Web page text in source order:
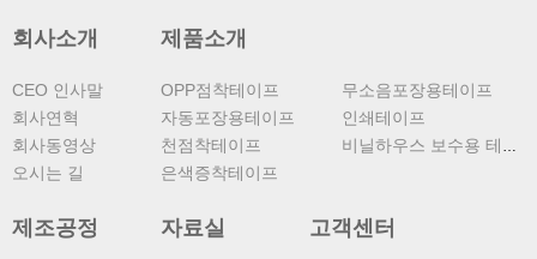
회사소개
CEO 인사말
회사연혁
회사동영상
오시는 길
제품소개
OPP점착테이프
무소음포장용테이프
자동포장용테이프
인쇄테이프
천점착테이프
비닐하우스 보수용 테이프
은색증착테이프
제조공정 자료실 고객센터